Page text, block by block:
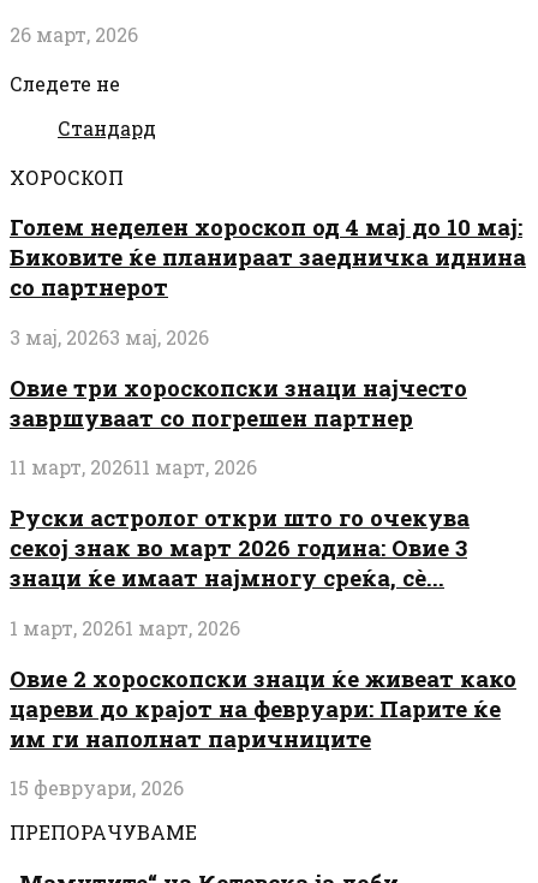
26 март, 2026
Следете не
Стандард
ХОРОСКОП
Голем неделен хороскоп од 4 мај до 10 мај:
Биковите ќе планираат заедничка иднина
со партнерот
3 мај, 20263 мај, 2026
Овие три хороскопски знаци најчесто
завршуваат со погрешен партнер
11 март, 202611 март, 2026
Руски астролог откри што го очекува
секој знак во март 2026 година: Овие 3
знаци ќе имаат најмногу среќа, сè...
1 март, 20261 март, 2026
Овие 2 хороскопски знаци ќе живеат како
цареви до крајот на февруари: Парите ќе
им ги наполнат паричниците
15 февруари, 2026
ПРЕПОРАЧУВАМЕ